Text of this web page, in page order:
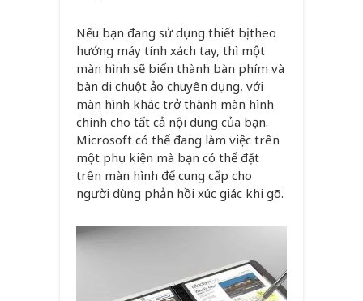
Nếu bạn đang sử dụng thiết bị theo
hướng máy tính xách tay, thì một
màn hình sẽ biến thành bàn phím và
bàn di chuột ảo chuyên dụng, với
màn hình khác trở thành màn hình
chính cho tất cả nội dung của bạn.
Microsoft có thể đang làm việc trên
một phụ kiện mà bạn có thể đặt
trên màn hình để cung cấp cho
người dùng phản hồi xúc giác khi gõ.